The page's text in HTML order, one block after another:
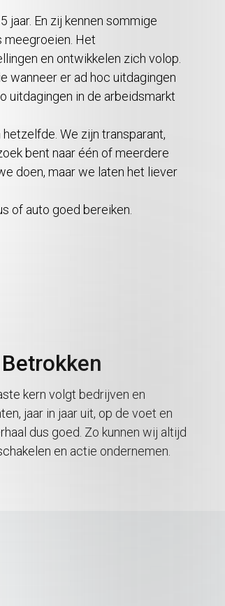
En zij kennen sommige
meegroeien. Het
en ontwikkelen zich volop.
wanneer er ad hoc uitdagingen
uitdagingen in de arbeidsmarkt
We zijn transparant,
bent naar één of meerdere
doen, maar we laten het liever
of auto goed bereiken.
Betrokken
kern volgt bedrijven en
jaar in jaar uit, op de voet en
dus goed. Zo kunnen wij altijd
en actie ondernemen.